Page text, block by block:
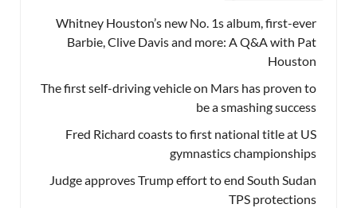
Whitney Houston’s new No. 1s album, first-ever
Barbie, Clive Davis and more: A Q&A with Pat
Houston
The first self-driving vehicle on Mars has proven to
be a smashing success
Fred Richard coasts to first national title at US
gymnastics championships
Judge approves Trump effort to end South Sudan
TPS protections